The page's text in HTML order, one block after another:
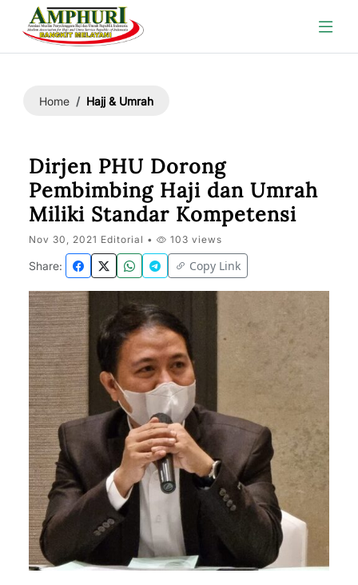
Home Hajj & Umrah
Dirjen PHU Dorong
Pembimbing Haji dan Umrah
Miliki Standar Kompetensi
Nov 30, 2021 Editorial • 103 views
Share: Copy Link